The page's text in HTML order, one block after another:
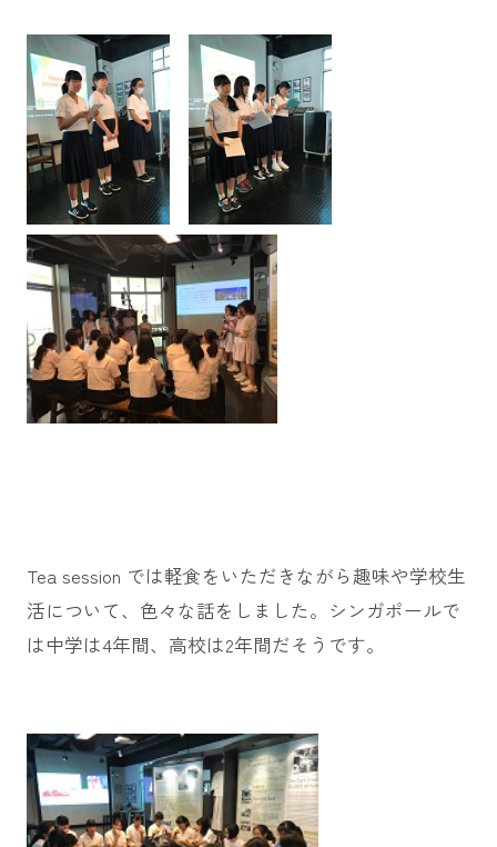
Tea session では軽食をいただきながら趣味や学校生
活について、色々な話をしました。シンガポールで
は中学は4年間、高校は2年間だそうです。